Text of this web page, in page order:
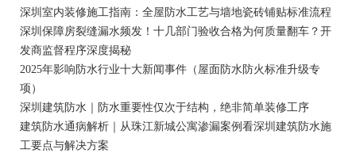
深圳室内装修施工指南：全屋防水工艺与墙地瓷砖铺贴标准流程
深圳保障房裂缝漏水频发！十几部门验收合格为何质量翻车？开
发商监督程序深度揭秘
2025年影响防水行业十大新闻事件（屋面防水防火标准升级专
项）
深圳建筑防水｜防水重要性仅次于结构，绝非简单装修工序
建筑防水通病解析｜从珠江新城公寓渗漏案例看深圳建筑防水施
工要点与解决方案